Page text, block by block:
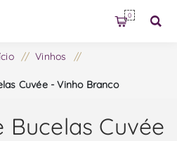
0
/ Vinhos /
Cuvée - Vinho Branco
Bucelas Cuvée